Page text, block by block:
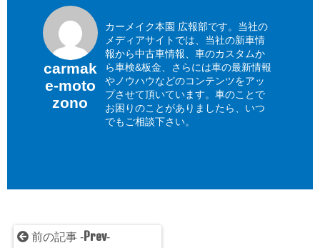
carmak
e-moto
zono
カーメイク本園 広報部です。当社の
メディアサイトでは、当社の新車情
報から中古車情報、車のカスタムか
ら車検&板金、さらには車の最新情報
やノウハウなどのコンテンツをアッ
プさせて頂いています。車のことで
お困りのことがありましたら、いつ
でもご相談下さい。
前の記事 -Prev-